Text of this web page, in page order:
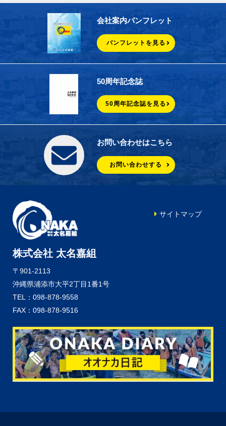
会社案内パンフレット
パンフレットを見る
50周年記念誌
50周年記念誌を見る
お問い合わせはこちら
お問い合わせする
株式会社 太名嘉組
〒901-2113
沖縄県浦添市大平2丁目1番1号
TEL：098-878-9558
FAX：098-878-9516
サイトマップ